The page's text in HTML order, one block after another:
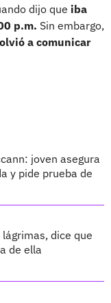
dijo que iba
p.m. Sin embargo,
a comunicar
joven asegura
y pide prueba de
dice que
de ella